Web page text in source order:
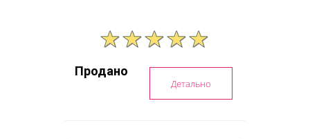
Продано
Детально